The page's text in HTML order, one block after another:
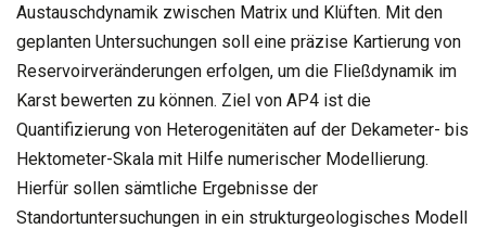
Austauschdynamik zwischen Matrix und Klüften. Mit den
geplanten Untersuchungen soll eine präzise Kartierung von
Reservoirveränderungen erfolgen, um die Fließdynamik im
Karst bewerten zu können. Ziel von AP4 ist die
Quantifizierung von Heterogenitäten auf der Dekameter- bis
Hektometer-Skala mit Hilfe numerischer Modellierung.
Hierfür sollen sämtliche Ergebnisse der
Standortuntersuchungen in ein strukturgeologisches Modell